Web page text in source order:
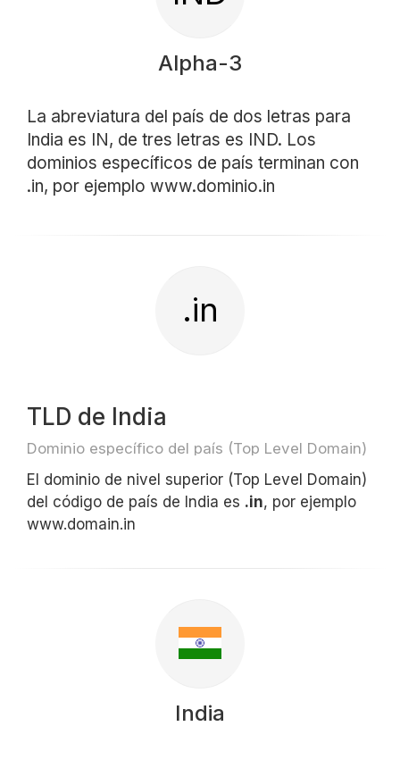
Alpha-3
La abreviatura del país de dos letras para
India es IN, de tres letras es IND. Los
dominios específicos de país terminan con
.in, por ejemplo www.dominio.in
.in
TLD de India
Dominio específico del país (Top Level Domain)
El dominio de nivel superior (Top Level Domain)
del código de país de India es .in, por ejemplo
www.domain.in
India